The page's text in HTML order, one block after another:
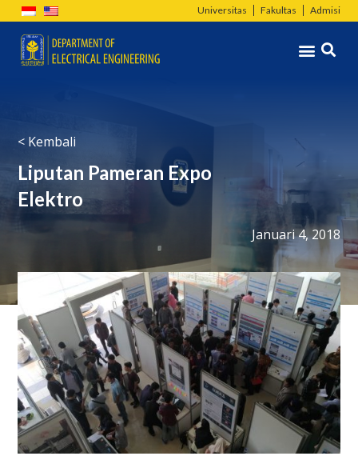
Lewati
ke
konten
Universitas Fakultas Admisi
Menu
< Kembali
Liputan Pameran Expo
Elektro
Januari 4, 2018